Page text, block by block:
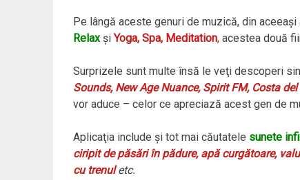
Pe lângă aceste genuri de muzică, din
RelaxşiYoga, Spa, Meditation,acestea două
Surprizele sunt multe însă le veţi descoperi
Sounds, New Age Nuance, Spirit FM, Costa
vor aduce – celor ce apreciază acest gen de
Aplicaţia include şi tot mai căutatele sunete
ciripit de păsări în pădure, apă curgătoare,
cu trenuletc.